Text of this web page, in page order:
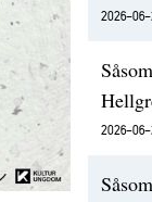
2026-
2026-